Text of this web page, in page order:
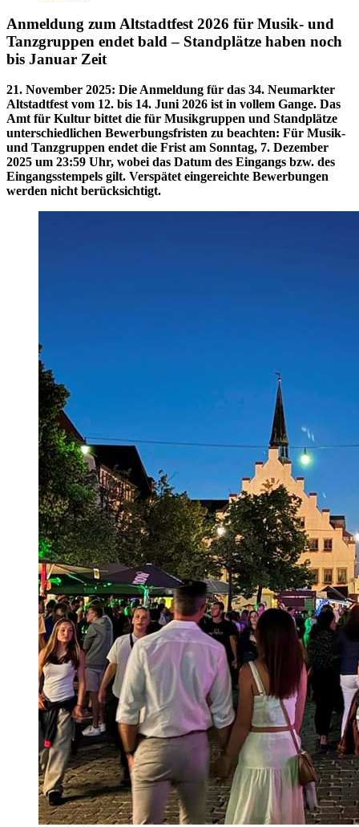
Anmeldung zum Altstadtfest 2026 für Musik- und
Tanzgruppen endet bald – Standplätze haben noch
bis Januar Zeit
21. November 2025: Die Anmeldung für das 34. Neumarkter
Altstadtfest vom 12. bis 14. Juni 2026 ist in vollem Gange. Das
Amt für Kultur bittet die für Musikgruppen und Standplätze
unterschiedlichen Bewerbungsfristen zu beachten: Für Musik-
und Tanzgruppen endet die Frist am Sonntag, 7. Dezember
2025 um 23:59 Uhr, wobei das Datum des Eingangs bzw. des
Eingangsstempels gilt. Verspätet eingereichte Bewerbungen
werden nicht berücksichtigt.